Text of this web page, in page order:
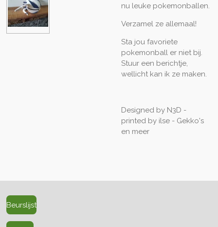
nu leuke pokemonballen.
Verzamel ze allemaal!
Sta jou favoriete
pokemonball er niet bij.
Stuur een berichtje,
wellicht kan ik ze maken.
Designed by N3D -
printed by ilse - Gekko's
en meer
Beurslijst